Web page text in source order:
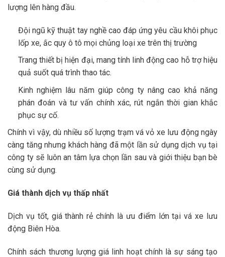
lượng lên hàng đầu.
Đội ngũ kỹ thuật tay nghề cao đáp ứng yêu cầu khôi phục
lốp xe, ắc quy ô tô mọi chủng loại xe trên thị trường
Trang thiết bị hiện đại, mang tính linh động cao hỗ trợ hiệu
quả suốt quá trình thao tác.
Kinh nghiệm lâu năm giúp công ty nâng cao khả năng
phán đoán và tư vấn chính xác, rút ngắn thời gian khắc
phục sự cố.
Chính vì vậy, dù nhiều số lượng trạm vá vỏ xe lưu động ngày
càng tăng nhưng khách hàng đã một lần sử dụng dịch vụ tại
công ty sẽ luôn an tâm lựa chọn lần sau và giới thiệu bạn bè
cùng sử dụng.
Giá thành dịch vụ thấp nhất
Dịch vụ tốt, giá thành rẻ chính là ưu điểm lớn tại vá xe lưu
động Biên Hòa.
Chính sách thương lượng giá linh hoạt chính là sự sáng tạo